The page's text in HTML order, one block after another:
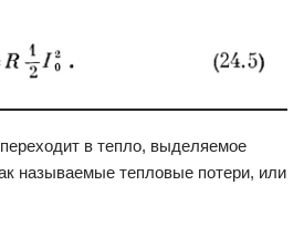
в тепло, выделяемое
называемые тепловые потери, или